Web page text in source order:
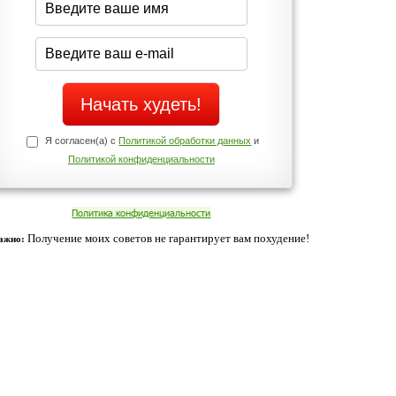
Да
Нет
Телефоны службы поддержки
+7 (909) 421-77-27
cookies. Оставаясь с нами, вы соглашаетесь с нашей
Согласен